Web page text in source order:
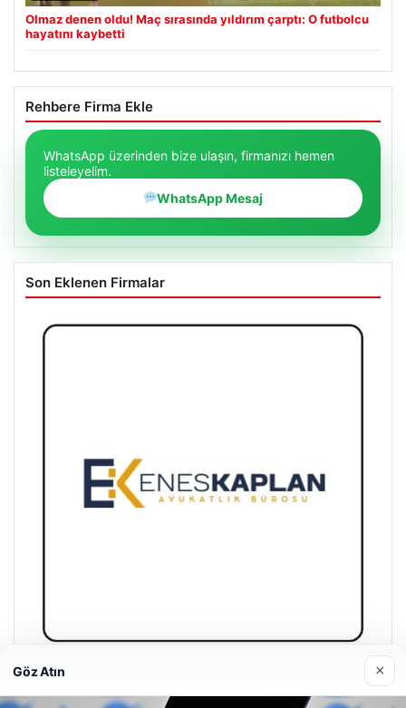
Olmaz denen oldu! Maç sırasında yıldırım çarptı: O futbolcu
hayatını kaybetti
Rehbere Firma Ekle
WhatsApp üzerinden bize ulaşın, firmanızı hemen
listeleyelim.
WhatsApp Mesaj
Son Eklenen Firmalar
Enes Kaplan Avukatlık Bürosu
28/04/2026
Göz Atın ×